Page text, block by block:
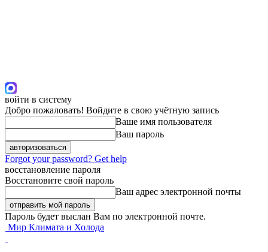
войти в систему
Добро пожаловать! Войдите в свою учётную запись
Ваше имя пользователя
Ваш пароль
Forgot your password? Get help
восстановление пароля
Восстановите свой пароль
Ваш адрес электронной почты
Пароль будет выслан Вам по электронной почте.
Мир Климата и Холода